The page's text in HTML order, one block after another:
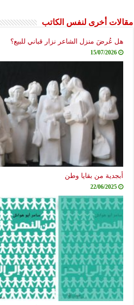
أخرى لنفس الكاتب
عُرضَ منزل الشاعر نزار قباني للبيع؟
15/07/2026
من بقايا وطن
22/06/2025